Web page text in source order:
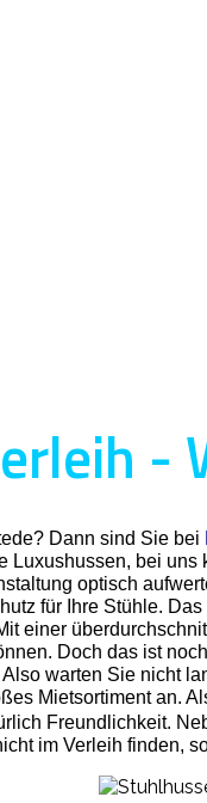
-
Dann sind Sie bei
bei
optisch
für Ihre Stühle.
einer
Doch das ist
warten Sie nicht
Mietsortiment an.
Freundlichkeit.
im Verleih finden,